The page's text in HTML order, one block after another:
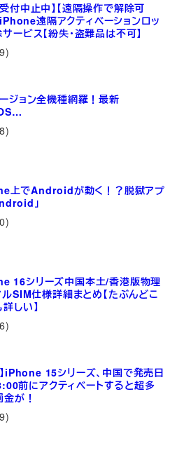
付中止中】【遠隔操作で解除可
遠隔アクティベーションロッ
ービス【紛失・盗難品は不可】
ジョン全機種網羅！最新
上でAndroidが動く！？脱獄アプ
」
16シリーズ中国本土/香港版物理
SIM仕様詳細まとめ【たぶんどこ
しい】
iPhone 15シリーズ、中国で発売日
前にアクティベートすると超多
が！